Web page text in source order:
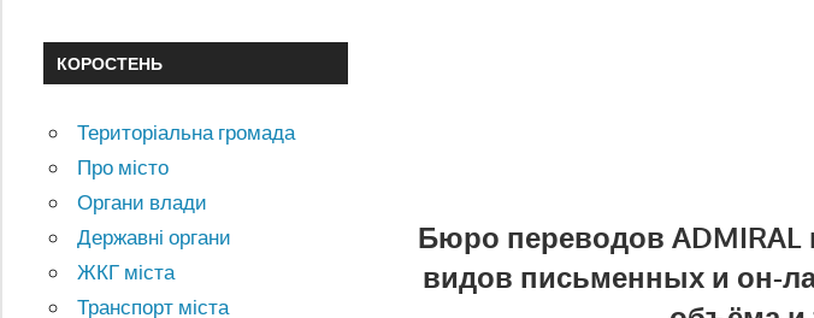
Бюро переводов ADMIRAL
видов письменных и он-
КОРОСТЕНЬ
Територіальна громада
Про місто
Органи влади
Державні органи
ЖКГ міста
Транспорт міста